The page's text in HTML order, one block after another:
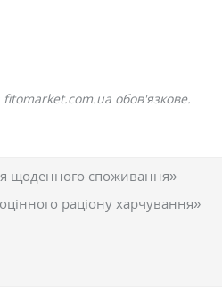
обов'язкове.
щоденного споживання»
раціону харчування»